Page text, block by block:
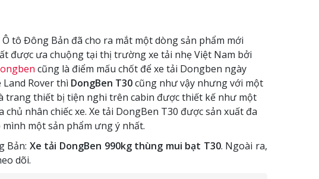
tô Đông Bản đã cho ra mắt một dòng sản phẩm mới
được ưa chuộng tại thị trường xe tải nhẹ Việt Nam bởi
cũng là điểm mấu chốt để xe tải Dongben ngày
Land Rover thì DongBen T30cũng như vậy nhưng với một
trang thiết bị tiện nghi trên cabin được thiết kế như một
nhân chiếc xe. Xe tải DongBen T30 được sản xuất đa
một sản phẩm ưng ý nhất.
Bản: Xe tải DongBen 990kg thùng mui bạt T30. Ngoài ra,
dõi.